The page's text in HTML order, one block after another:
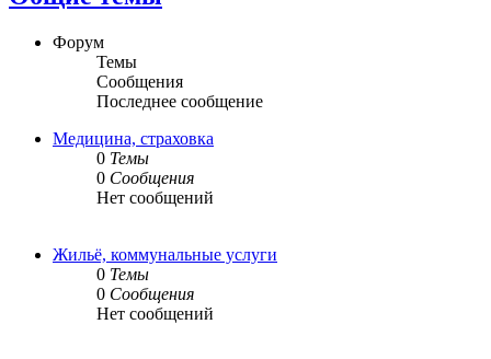
Форум
Темы
Сообщения
Последнее сообщение
Медицина, страховка
0 Темы
0 Сообщения
Нет сообщений
Жильё, коммунальные услуги
0 Темы
0 Сообщения
Нет сообщений